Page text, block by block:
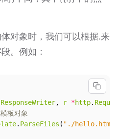
对象时，我们可以根据.来
。例如：
ResponseWriter, r *http.
板对象
. ParseFiles ( "./hello.html"